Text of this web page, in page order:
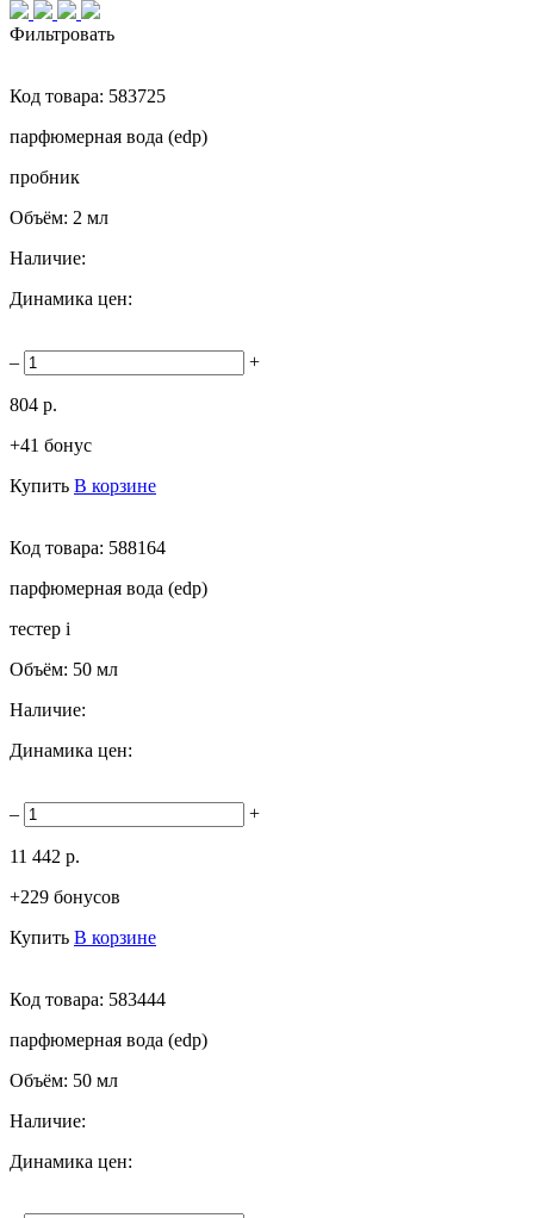
Фильтровать
Код товара: 583725
парфюмерная вода (edp)
пробник
Объём: 2 мл
Наличие:
Динамика цен:
– +
804 р.
+41 бонус
Купить В корзине
Код товара: 588164
парфюмерная вода (edp)
тестер i
Объём: 50 мл
Наличие:
Динамика цен:
– +
11 442 р.
+229 бонусов
Купить В корзине
Код товара: 583444
парфюмерная вода (edp)
Объём: 50 мл
Наличие:
Динамика цен: